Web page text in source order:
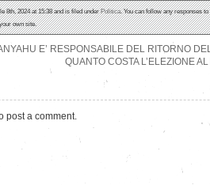
8th, 2024 at 15:38 and is filed underPolitica. You can follow any responses
own site.
E’ RESPONSABILE DEL RITORNO
QUANTO COSTA L’ELEZIONE
post a comment.